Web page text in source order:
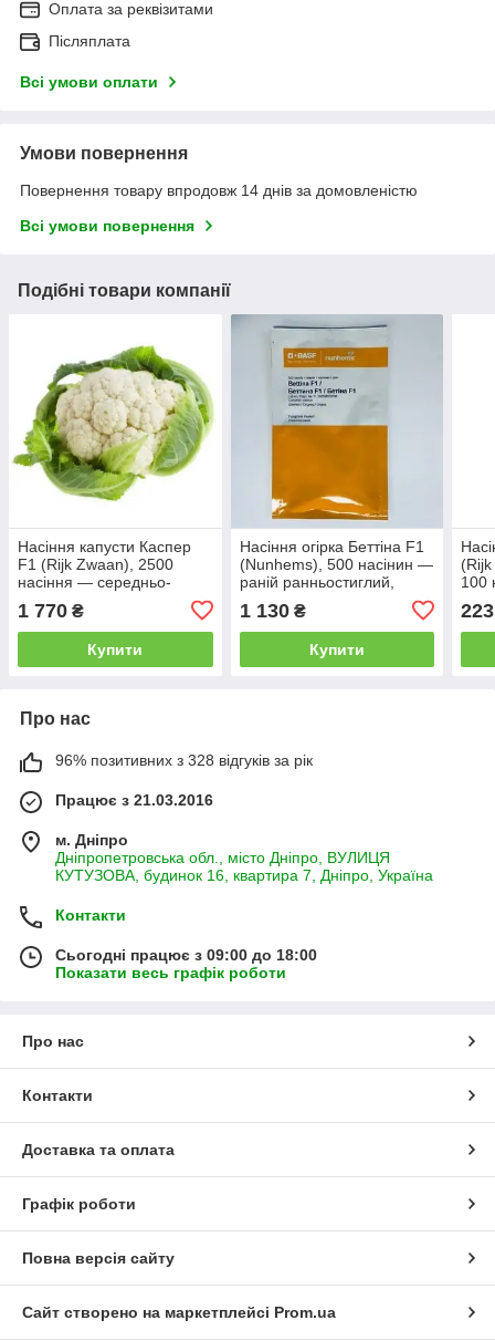
Оплата за реквізитами
Післяплата
Всі умови оплати
Умови повернення
Повернення товару впродовж 14 днів за домовленістю
Всі умови повернення
Подібні товари компанії
Насіння капусти Каспер
F1 (Rijk Zwaan), 2500
насіння — середньо-
кольорове
1 770 ₴
Купити
Насіння огірка Беттіна F1
(Nunhems), 500 насінин —
раній ранньостиглий,
партенокарпік
1 130₴
Купити
100
223
Про нас
96% позитивних з 328 відгуків за рік
Працює з 21.03.2016
м. Дніпро
Дніпропетровська обл., місто Дніпро, ВУЛИЦЯ
КУТУЗОВА, будинок 16, квартира 7, Дніпро, Україна
Контакти
Сьогодні працює з 09:00 до 18:00
Показати весь графік роботи
Про нас
Контакти
Доставка та оплата
Графік роботи
Повна версія сайту
Сайт створено на маркетплейсі Prom.ua